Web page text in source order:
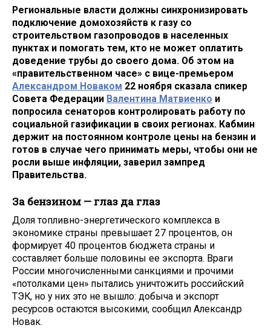
Региональные власти должны синхронизировать
подключение домохозяйств к газу со
строительством газопроводов в населенных
пунктах и помогать тем, кто не может оплатить
доведение трубы до своего дома. Об этом на
«правительственном часе» с вице-премьером
Александром Новаком 22 ноября сказала спикер
Совета Федерации Валентина Матвиенко и
попросила сенаторов контролировать работу по
социальной газификации в своих регионах. Кабмин
держит на постоянном контроле цены на бензин и
готов в случае чего принимать меры, чтобы они не
росли выше инфляции, заверил зампред
Правительства.
За бензином — глаз да глаз
Доля топливно-энергетического комплекса в
экономике страны превышает 27 процентов, он
формирует 40 процентов бюджета страны и
составляет больше половины ее экспорта. Враги
России многочисленными санкциями и прочими
«потолками цен» пытались уничтожить российский
ТЭК, но у них это не вышло: добыча и экспорт
ресурсов остаются высокими, сообщил Александр
Новак.